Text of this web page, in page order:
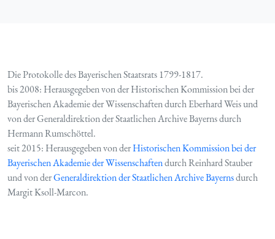
Die Protokolle des Bayerischen Staatsrats 1799-1817.
bis 2008: Herausgegeben von der Historischen Kommission bei der
Bayerischen Akademie der Wissenschaften durch Eberhard Weis und
von der Generaldirektion der Staatlichen Archive Bayerns durch
Hermann Rumschöttel.
seit 2015: Herausgegeben von derHistorischen Kommission bei der
Bayerischen Akademie der Wissenschaftendurch Reinhard Stauber
und von derGeneraldirektion der Staatlichen Archive Bayernsdurch
Margit Ksoll-Marcon.